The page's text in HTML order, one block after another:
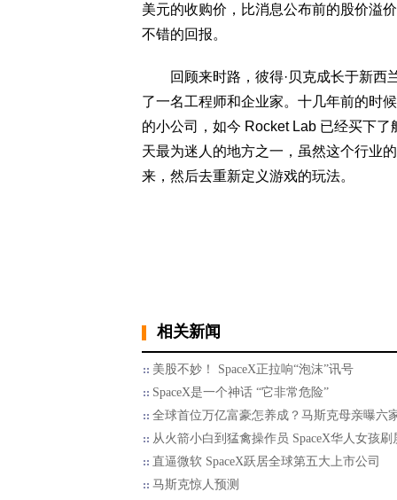
美元的收购价，比消息公布前的股价溢
不错的回报。
回顾来时路，彼得·贝克成长于新西
了一名工程师和企业家。十几年前的时
的小公司，如今 Rocket Lab 已经买下
天最为迷人的地方之一，虽然这个行业
来，然后去重新定义游戏的玩法。
相关新闻
美股不妙！ SpaceX正拉响“泡沫”讯号
SpaceX是一个神话 “它非常危险”
全球首位万亿富豪怎养成？马斯克母亲曝六
从火箭小白到猛禽操作员 SpaceX华人女孩刷
直逼微软 SpaceX跃居全球第五大上市公司
马斯克惊人预测